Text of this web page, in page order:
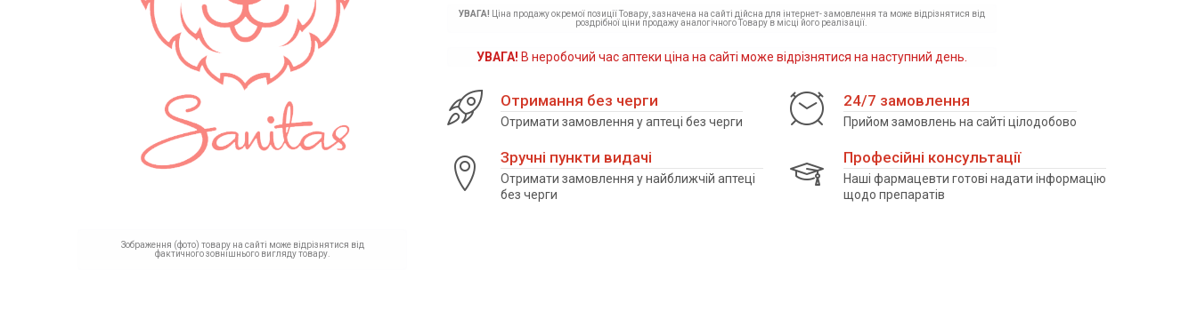
Зображення (фото) товару на сайті може відрізнятися від
фактичного зовнішнього вигляду товару.
УВАГА! Ціна продажу окремої позиції Товару, зазначена на сайті дійсна для інтернет- замовлення та може відрізнятися від
роздрібної ціни продажу аналогічного Товару в місці його реалізації.
УВАГА! В неробочий час аптеки ціна на сайті може відрізнятися на наступний день.
Отримання без черги
Отримати замовлення у аптеці без черги
24/7 замовлення
Прийом замовлень на сайті цілодобово
Зручні пункти видачі
Отримати замовлення у найближчій аптеці
без черги
Професійні консультації
Наші фармацевти готові надати інформацію
щодо препаратів